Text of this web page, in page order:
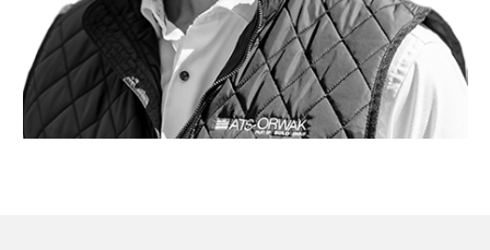
KONTAKTA OSS